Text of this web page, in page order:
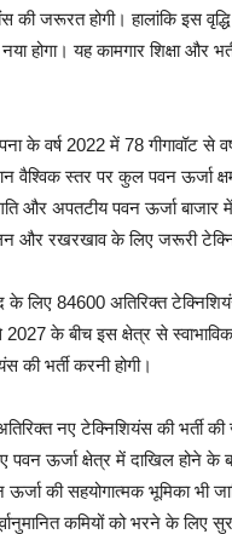
की जरूरत होगी। हालांकि इस
होगा। यह कामगार शिक्षा
के वर्ष 2022 में 78 गीगावॉट से
वैश्विक स्तर पर कुल पवन ऊर्जा
और अपतटीय पवन ऊर्जा
और रखरखाव के लिए जरूरी
के लिए 84600 अतिरिक्त
2027 के बीच इस क्षेत्र से
की भर्ती करनी होगी।
नए टेक्निशियंस की भर्ती
पवन ऊर्जा क्षेत्र में दाखिल
ऊर्जा की सहयोगात्मक भूमिका
कमियों को भरने के लिए